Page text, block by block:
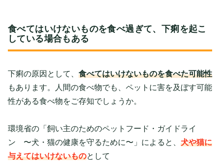
食べてはいけないものを食べ過ぎて、下痢を起こ
している場合もある
下痢の原因として、 食べてはいけないものを食べた可能性
もあります。人間の食べ物でも、ペットに害を及ぼす可能
性がある食べ物をご存知でしょうか。
環境省の「飼い主のためのペットフード・ガイドライ
ン 〜犬・猫の健康を守るために〜」によると、 犬や猫に
与えてはいけないものとして